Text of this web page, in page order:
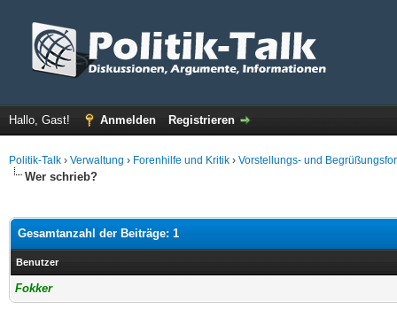
Hallo, Gast! Anmelden Registrieren
Politik-Talk › Verwaltung › Forenhilfe und Kritik › Vorstellungs- und
Wer schrieb?
Gesamtanzahl der Beiträge: 1
Benutzer
Fokker